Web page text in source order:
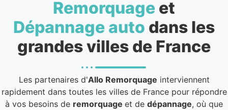
Remorquage et
Dépannage auto dans les
grandes villes de France
Les partenaires d'Allo Remorquage interviennent
rapidement dans toutes les villes de France pour répondre
à vos besoins de remorquage et de dépannage, où que